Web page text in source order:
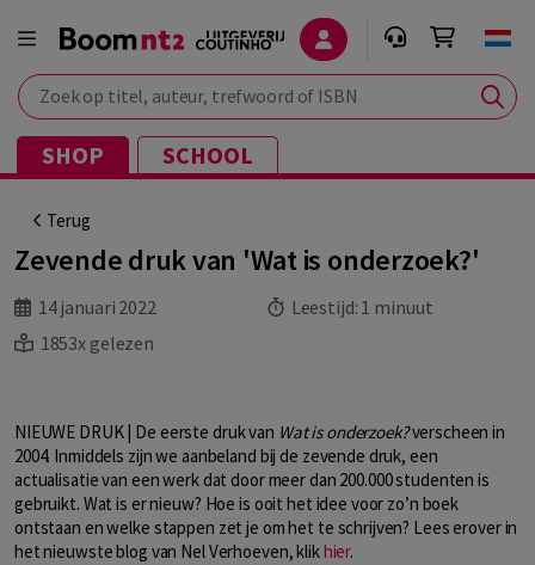
Zoek op titel, auteur, trefwoord of ISBN
SHOP SCHOOL
Terug
Zevende druk van 'Wat is onderzoek?'
14 januari 2022 Leestijd: 1 minuut
1853x gelezen
NIEUWE DRUK | De eerste druk van Wat is onderzoek?verscheen in
2004. Inmiddels zijn we aanbeland bij de zevende druk, een
actualisatie van een werk dat door meer dan 200.000 studenten is
gebruikt. Wat is er nieuw? Hoe is ooit het idee voor zo’n boek
ontstaan en welke stappen zet je om het te schrijven? Lees erover in
het nieuwste blog van Nel Verhoeven, klikhier.